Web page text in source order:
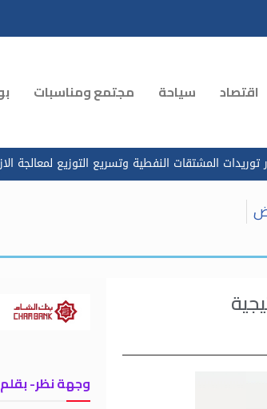
اقتصاد سياحة مجتمع ومناسبات
النفطية وتسريع التوزيع لمعالجة الازدحام في
وجهة نظر- بقلم